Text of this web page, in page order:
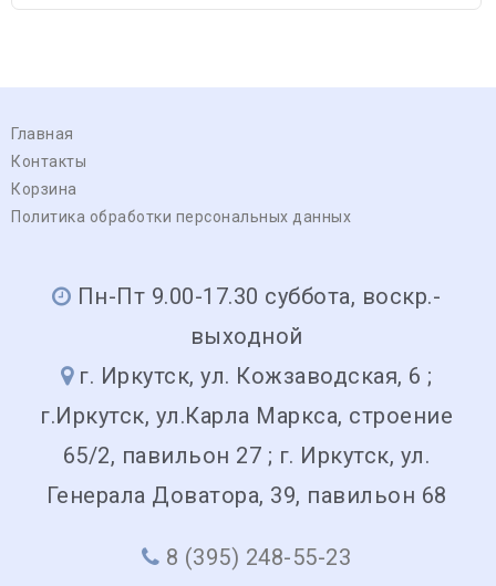
Главная
Контакты
Корзина
Политика обработки персональных данных
Пн-Пт 9.00-17.30 суббота, воскр.-
выходной
г. Иркутск, ул. Кожзаводская, 6 ;
г.Иркутск, ул.Карла Маркса, строение
65/2, павильон 27 ; г. Иркутск, ул.
Генерала Доватора, 39, павильон 68
8 (395) 248-55-23